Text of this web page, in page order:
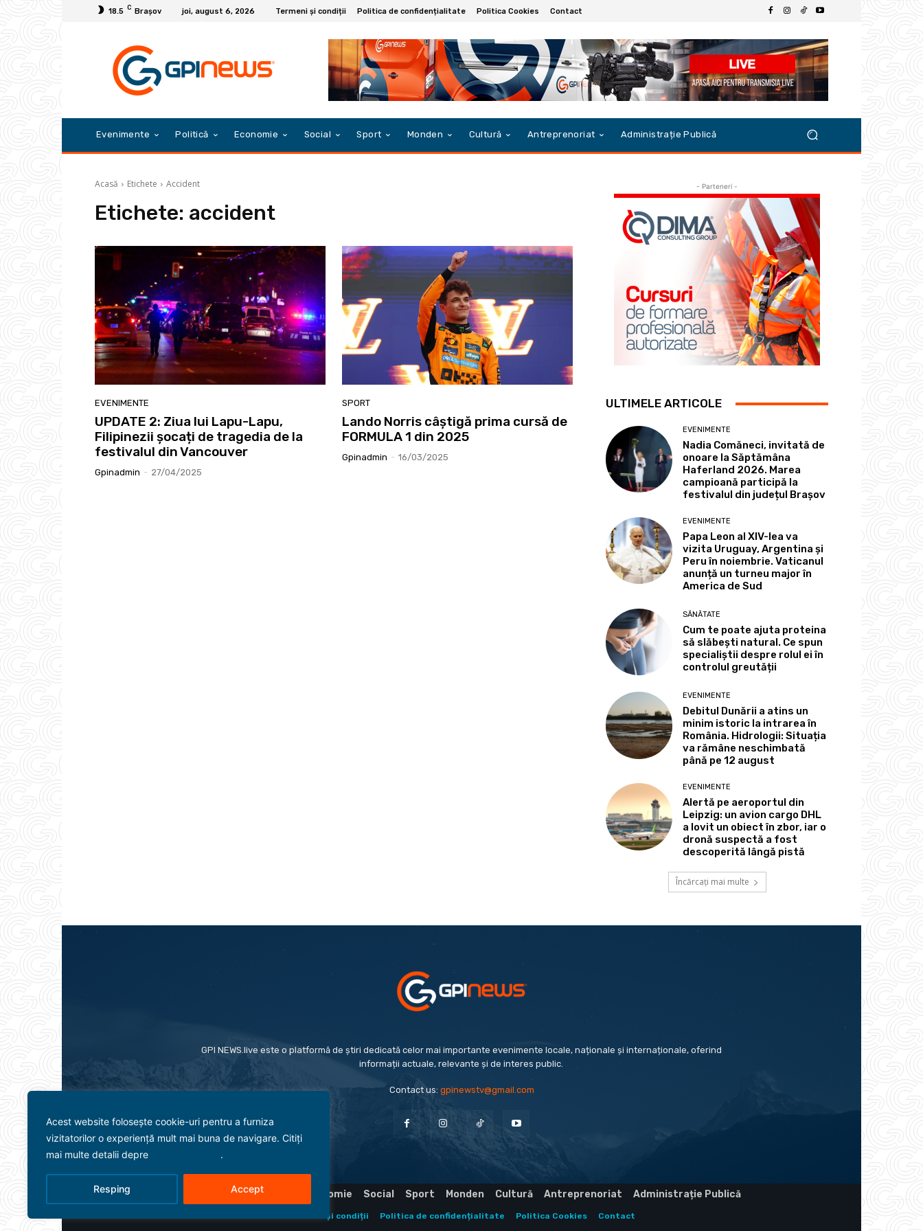
Acest website folosește cookie-uri pentru a furniza
vizitatorilor o experiență mult mai buna de navigare. Citiți
mai multe detalii depre
.
Resping Accept
18.5 C Braşov joi, august 6, 2026 Termeni și condiții Politica de confidențialitate Politica Cookies Contact
Evenimente Politică Economie Social Sport Monden Cultură Antreprenoriat Administrație Publică
Acasă Etichete Accident
Etichete: accident
EVENIMENTE
UPDATE 2: Ziua lui Lapu-Lapu,
Filipinezii șocați de tragedia de la
festivalul din Vancouver
Gpinadmin - 27/04/2025
SPORT
Lando Norris câștigă prima cursă de
FORMULA 1 din 2025
Gpinadmin - 16/03/2025
- Parteneri -
ULTIMELE ARTICOLE
EVENIMENTE
Nadia Comăneci, invitată de
onoare la Săptămâna
Haferland 2026. Marea
campioană participă la
festivalul din județul Brașov
EVENIMENTE
Papa Leon al XIV-lea va
vizita Uruguay, Argentina și
Peru în noiembrie. Vaticanul
anunță un turneu major în
America de Sud
SĂNĂTATE
Cum te poate ajuta proteina
să slăbești natural. Ce spun
specialiștii despre rolul ei în
controlul greutății
EVENIMENTE
Debitul Dunării a atins un
minim istoric la intrarea în
România. Hidrologii: Situația
va rămâne neschimbată
până pe 12 august
EVENIMENTE
Alertă pe aeroportul din
Leipzig: un avion cargo DHL
a lovit un obiect în zbor, iar o
dronă suspectă a fost
descoperită lângă pistă
Încărcați mai multe
GPI NEWS.live este o platformă de știri dedicată celor mai importante evenimente locale, naționale și internaționale, oferind
informații actuale, relevante și de interes public.
Contact us: gpinewstv@gmail.com
Evenimente Politică Economie Social Sport Monden Cultură Antreprenoriat Administrație Publică
Termeni și condiții Politica de confidențialitate Politica Cookies Contact